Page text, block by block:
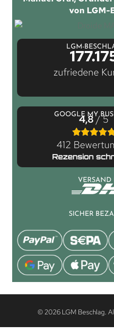
von LGM-
LGM-
zufriedene
GOOGLE MY
4,8/ 5
412
Rezension
VERSAND
SICHER
© 2026 LGM Beschlag.